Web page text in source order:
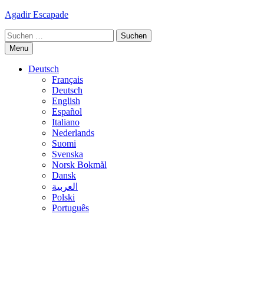
Skip
content
Agadir Escapade
Suche
nach:
Menu
Deutsch
Français
Deutsch
English
Español
Italiano
Nederlands
Suomi
Svenska
Norsk Bokmål
Dansk
العربية
Polski
Português